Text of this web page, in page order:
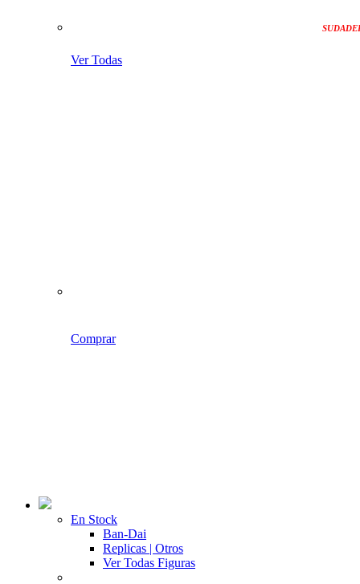
Ver Todas
Comprar
En Stock
Ban-Dai
Replicas | Otros
Ver Todas Figuras